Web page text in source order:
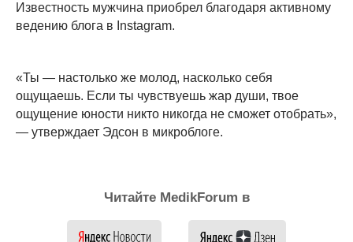
Известность мужчина приобрел благодаря активному
ведению блога в Instagram.
«Ты — настолько же молод, насколько себя
ощущаешь. Если ты чувствуешь жар души, твое
ощущение юности никто никогда не сможет отобрать»,
— утверждает Эдсон в микроблоге.
Читайте MedikForum в